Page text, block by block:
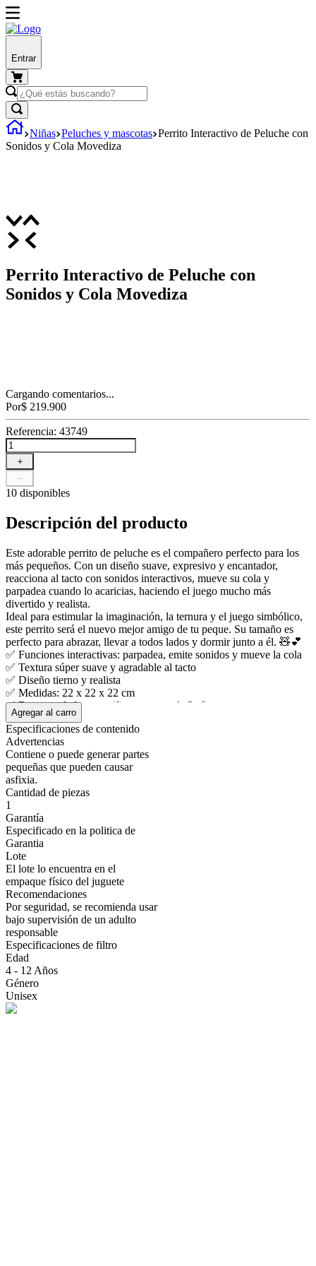
Entrar
Niñas Peluches y mascotas Perrito Interactivo de Peluche con
Sonidos y Cola Movediza
Perrito Interactivo de Peluche con
Sonidos y Cola Movediza
Cargando comentarios...
Por$ 219.900
Referencia: 43749
＋
－
10 disponibles
Descripción del producto
Este adorable perrito de peluche es el compañero perfecto para los
más pequeños. Con un diseño suave, expresivo y encantador,
reacciona al tacto con sonidos interactivos, mueve su cola y
parpadea cuando lo acaricias, haciendo el juego mucho más
divertido y realista.
Ideal para estimular la imaginación, la ternura y el juego simbólico,
este perrito será el nuevo mejor amigo de tu peque. Su tamaño es
perfecto para abrazar, llevar a todos lados y dormir junto a él. 🧸💕
✅ Funciones interactivas: parpadea, emite sonidos y mueve la cola
✅ Textura súper suave y agradable al tacto
✅ Diseño tierno y realista
✅ Medidas: 22 x 22 x 22 cm
✅ Recomendado para niños mayores de 3 años
Mostrar más
Agregar al carro
Especificaciones de contenido
Advertencias
Contiene o puede generar partes
pequeñas que pueden causar
asfixia.
Cantidad de piezas
1
Garantía
Especificado en la politica de
Garantia
Lote
El lote lo encuentra en el
empaque físico del juguete
Recomendaciones
Por seguridad, se recomienda usar
bajo supervisión de un adulto
responsable
Especificaciones de filtro
Edad
4 - 12 Años
Género
Unisex